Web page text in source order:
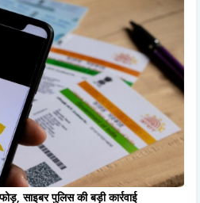
साइबर पुलिस की बड़ी कार्रवाई